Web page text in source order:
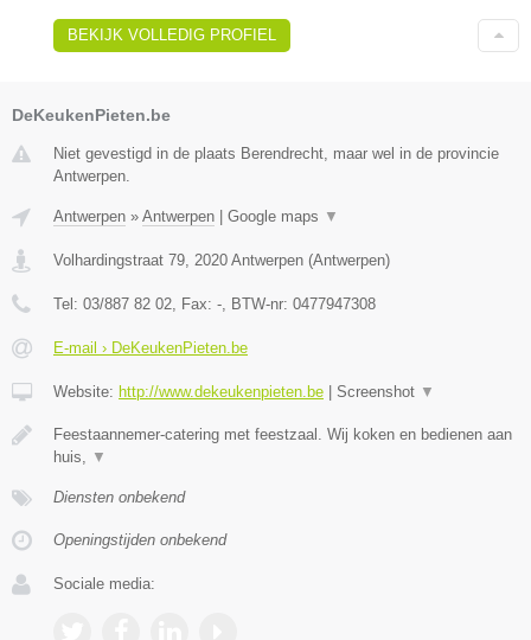
BEKIJK VOLLEDIG PROFIEL
DeKeukenPieten.be
Niet gevestigd in de plaats Berendrecht, maar wel in de provincie
Antwerpen.
Antwerpen » Antwerpen Google maps ▼
Volhardingstraat 79 2020 Antwerpen (Antwerpen)
Tel: 03/887 82 02 , Fax: - , BTW-nr: 0477947308
E-mail › DeKeukenPieten.be
Website: http://www.dekeukenpieten.be Screenshot ▼
Feestaannemer-catering met feestzaal. Wij koken en bedienen aan
huis,
▼
Diensten onbekend
Openingstijden onbekend
Sociale media: